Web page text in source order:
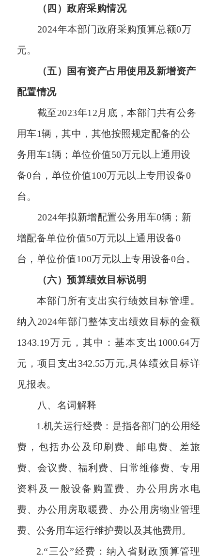
（四）政府采购情况
2024年本部门政府采购预算总额0万
元。
（五）国有资产占用使用及新增资产
配置情况
截至2023年12月底，本部门共有公务
用车1辆，其中，其他按照规定配备的公
务用车1辆；单位价值50万元以上通用设
备0台，单位价值100万元以上专用设备0
台。
2024年拟新增配置公务用车0辆；新
增配备单位价值50万元以上通用设备0
台，单位价值100万元以上专用设备0台 。
（六）预算绩效目标说明
本部门所有支出实行绩效目标管理 。
纳入 2024年部门整体支出绩效目标的金额
1343.19万元，其中：基本支出 1000.64万
元 ，项目支出 342.55万元,具体绩效目标详
见报表。
八 、名词解释
1.机关运行经费 ： 是指各部门的公用经
费，包括办公及印刷费、邮电费、差旅
费、会议费、福利费、日常维修费、专用
资料及一般设备购置费、办公用房水电
费、办公用房取暖费、办公用房物业管理
费、公务用车运行维护费以及其他费用。
2.“三公”经费 ： 纳入省财政预算管理